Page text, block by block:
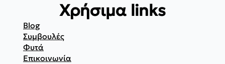
Χρήσιμα links
Blog
Συμβουλές
Φυτά
Επικοινωνία